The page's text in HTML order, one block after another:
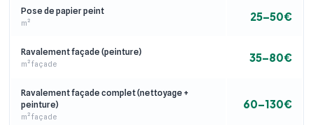
Pose de papier peint
m² 25–50€
Ravalement façade (peinture)
m² façade 35–80€
Ravalement façade complet (nettoyage +
peinture)
m² façade
60–130€